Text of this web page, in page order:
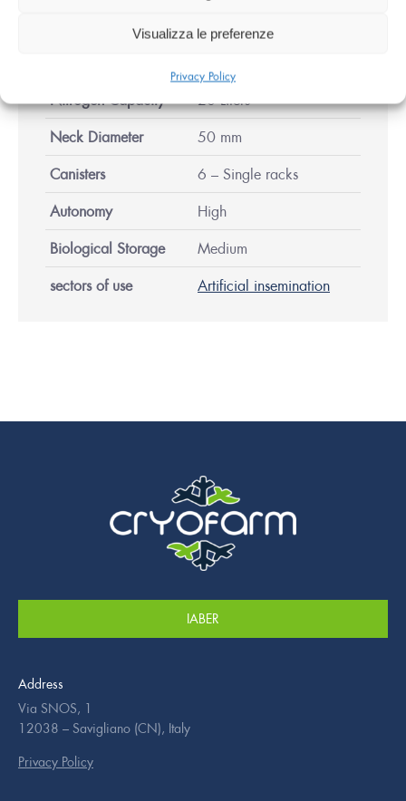
Visualizza le preferenze
Privacy Policy
Nitrogen Capacity
20 Liters
Neck Diameter
50 mm
Canisters
6 – Single racks
Autonomy
High
Biological Storage
Medium
sectors of use
Artificial insemination
IABER
Address
Via SNOS, 1
12038 – Savigliano (CN), Italy
Privacy Policy